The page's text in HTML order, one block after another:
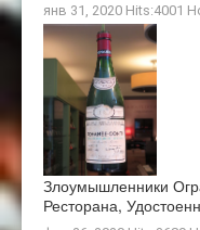
янв 31, 2020 Hits:4001
Злоумышленники
Ресторана,